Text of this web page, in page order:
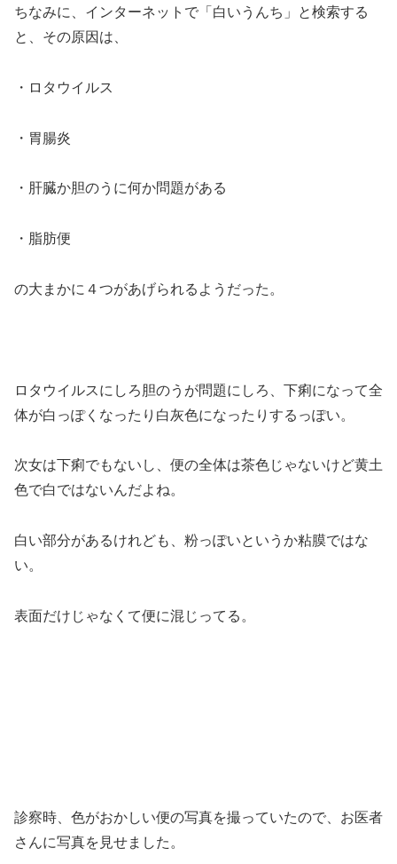
ちなみに、インターネットで「白いうんち」と検索する
と、その原因は、
・ロタウイルス
・胃腸炎
・肝臓か胆のうに何か問題がある
・脂肪便
の大まかに４つがあげられるようだった。
ロタウイルスにしろ胆のうが問題にしろ、下痢になって全
体が白っぽくなったり白灰色になったりするっぽい。
次女は下痢でもないし、便の全体は茶色じゃないけど黄土
色で白ではないんだよね。
白い部分があるけれども、粉っぽいというか粘膜ではな
い。
表面だけじゃなくて便に混じってる。
診察時、色がおかしい便の写真を撮っていたので、お医者
さんに写真を見せました。